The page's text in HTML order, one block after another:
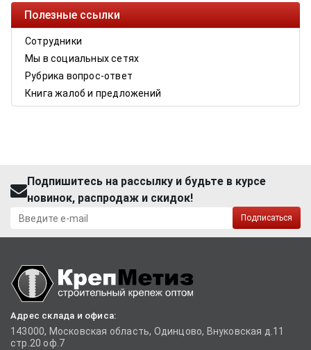
Полезные ссылки
Сотрудники
Мы в социальных сетях
Рубрика вопрос-ответ
Книга жалоб и предложений
Подпишитесь на рассылку и будьте в курсе
новинок, распродаж и скидок!
Подписаться
Адрес склада и офиса:
143000, Московская область, Одинцово, Внуковская д.11
стр.20 оф.7